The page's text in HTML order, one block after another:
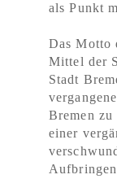
als Punkt
Das Motto
Mittel der
Stadt
Bremen
einer